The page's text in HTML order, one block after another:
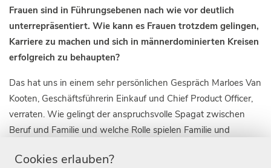
Frauen sind in Führungsebenen nach wie vor deutlich
unterrepräsentiert. Wie kann es Frauen trotzdem gelingen,
Karriere zu machen und sich in männerdominierten Kreisen
erfolgreich zu behaupten?
Das hat uns in einem sehr persönlichen Gespräch Marloes Van
Kooten, Geschäftsführerin Einkauf und Chief Product Officer,
verraten. Wie gelingt der anspruchsvolle Spagat zwischen
Beruf und Familie und welche Rolle spielen Familie und
warum das eigene Mindset so wichtig ist und wie Frauen am
Cookies erlauben?